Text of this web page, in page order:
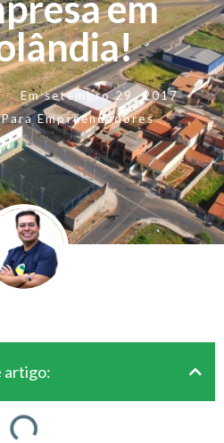
Em setembro 29, 2017
Para Empreendedores
artigo: